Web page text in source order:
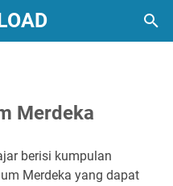
Merdeka
berisi kumpulan
Merdeka yang dapat